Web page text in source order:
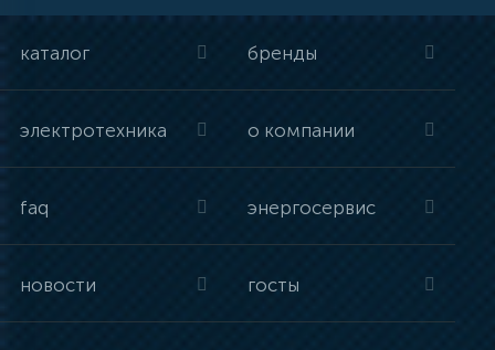
каталог бренды
электротехника о компании
faq энергосервис
новости госты